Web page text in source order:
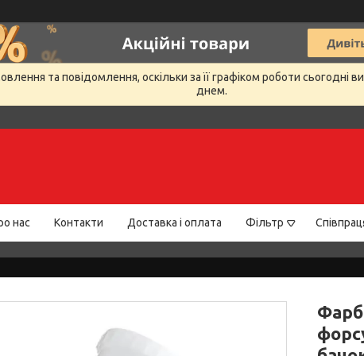
та повідомлення, оскільки за її графіком роботи
днем.
нас Контакти Доставка і оплата Фільтр